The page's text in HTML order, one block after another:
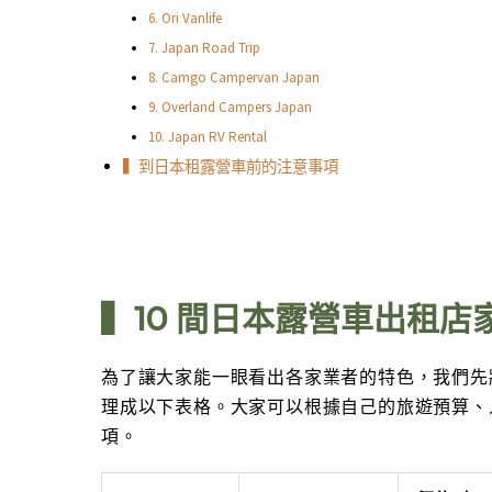
6. Ori Vanlife
7. Japan Road Trip
8. Camgo Campervan Japan
9. Overland Campers Japan
10. Japan RV Rental
▍到日本租露營車前的注意事項
▍10 間日本露營車出租店
為了讓大家能一眼看出各家業者的特色，我們
理成以下表格。大家可以根據自己的旅遊預算
項。